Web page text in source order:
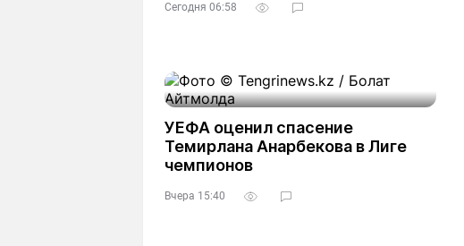
Сегодня 06:58
УЕФА оценил спасение
Темирлана Анарбекова в Лиге
чемпионов
Вчера 15:40